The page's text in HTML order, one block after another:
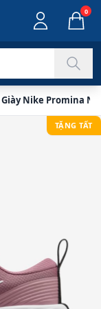
0
Giày Nike Promina
TẶNG TẤT